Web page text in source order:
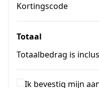
Kortingscode
Totaal
Totaalbedrag is
Ik bevestig mijn